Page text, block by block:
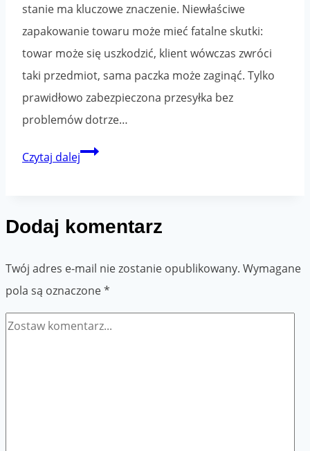
stanie ma kluczowe znaczenie. Niewłaściwe
zapakowanie towaru może mieć fatalne skutki:
towar może się uszkodzić, klient wówczas zwróci
taki przedmiot, sama paczka może zaginąć. Tylko
prawidłowo zabezpieczona przesyłka bez
problemów dotrze…
Czytaj dalejPaczki
prawidłowo
Dodaj komentarz
Twój adres e-mail nie zostanie opublikowany. Wymagane
pola są oznaczone*